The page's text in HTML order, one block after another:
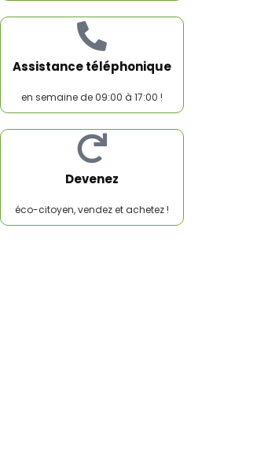
Stars – tome 1 Nos
étoiles perdues (1)
Prix éditeur: 17
PANIER
Assistance téléphonique
en semaine de 09:00 à 17:00 !
Devenez
éco-citoyen, vendez et achetez !